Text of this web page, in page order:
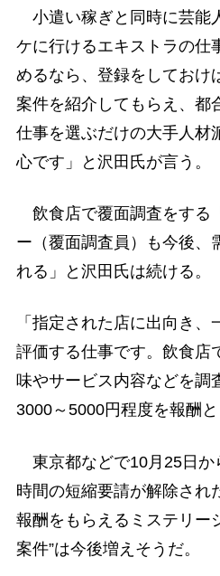
小遣い稼ぎと同時に芸能
ケに行けるエキストラの仕
めるなら、登録をしておけ
案件を紹介してもらえ、都
仕事を選ぶだけの大手人材
心です」と沢田氏が言う。
飲食店で覆面調査をする
ー（覆面調査員）も今後、
れる」と沢田氏は続ける。
「指定された店に出向き
評価する仕事です。飲食店
味やサービス内容などを調
3000～5000円程度を報酬と
東京都などで10月25日か
時間の短縮要請が解除され
報酬をもらえるミステリー
案件”は今後増えそうだ。